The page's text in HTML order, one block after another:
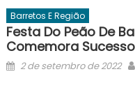
Barretos E Região
Festa Do Peão De
Comemora Sucesso
Posted
2 de setembro de 2022